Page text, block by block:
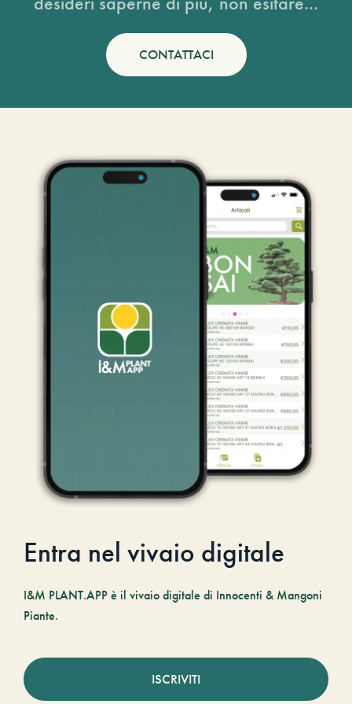
CONTATTACI
Entra nel vivaio digitale
I&M PLANT.APP è il vivaio digitale di Innocenti & Mangoni
Piante.
ISCRIVITI